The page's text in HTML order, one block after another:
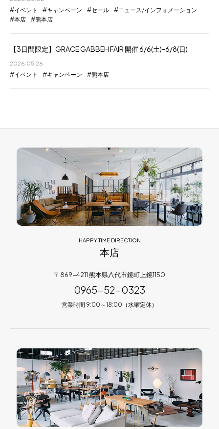
イベント キャンペーン セール
ニュース/インフォメーション
本店
熊本店
【3日間限定】GRACE GABBEH FAIR 開催 6/6(土)-6/8(日)
2026.05.26
イベント キャンペーン 熊本店
HAPPY TIME DIRECTION
本店
〒869-4211 熊本県八代市鏡町上鏡1150
0965-52-0323
営業時間 9:00～18:00（水曜定休）